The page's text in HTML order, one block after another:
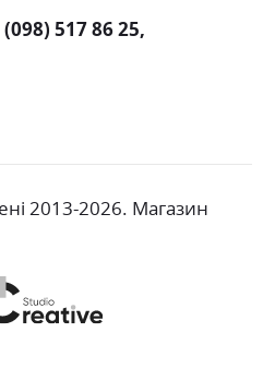
(098) 517 86 25
2013-2026. Магазин